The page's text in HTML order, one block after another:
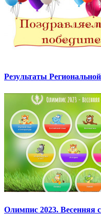
Результаты
Олимпис 2023. Весенняя